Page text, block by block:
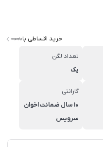
خرید اقساطی با
تعداد لگن
یک
گارانتی
10 سال ضمانت اخوان
سرویس